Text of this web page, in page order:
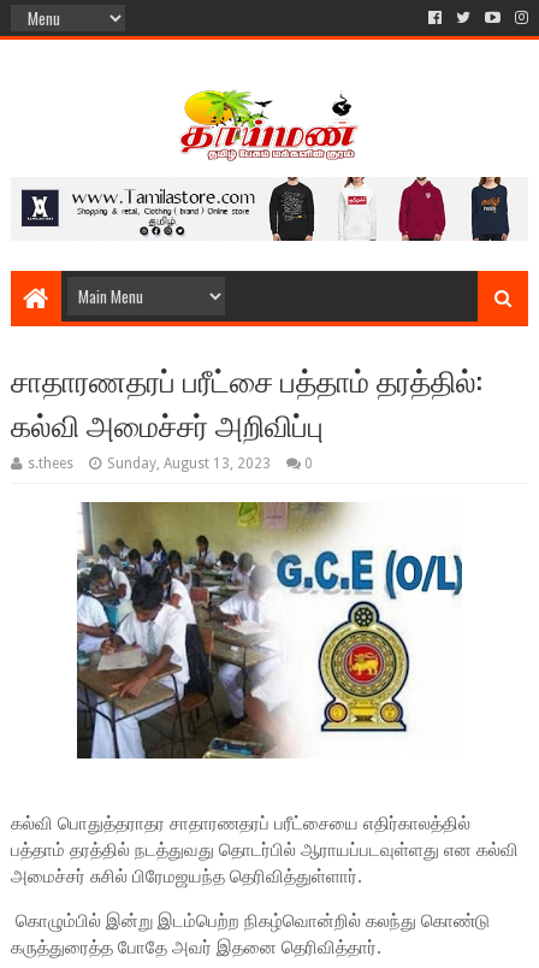
சாதாரணதரப் பரீட்சை பத்தாம் தரத்தில்:
கல்வி அமைச்சர் அறிவிப்பு
s.thees Sunday, August 13, 2023 0
கல்வி பொதுத்தராதர சாதாரணதரப் பரீட்சையை எதிர்காலத்தில்
பத்தாம் தரத்தில் நடத்துவது தொடர்பில் ஆராயப்படவுள்ளது என கல்வி
அமைச்சர் சுசில் பிரேமஜயந்த தெரிவித்துள்ளார்.
கொழும்பில் இன்று இடம்பெற்ற நிகழ்வொன்றில் கலந்து கொண்டு
கருத்துரைத்த போதே அவர் இதனை தெரிவித்தார்.